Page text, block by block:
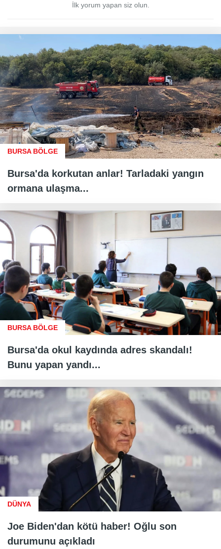
İlk yorum yapan siz olun.
BURSA BÖLGE
Bursa'da korkutan anlar! Tarladaki yangın
ormana ulaşma...
BURSA BÖLGE
Bursa'da okul kaydında adres skandalı!
Bunu yapan yandı...
DÜNYA
Joe Biden'dan kötü haber! Oğlu son
durumunu açıkladı